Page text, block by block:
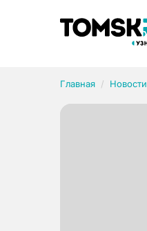
Главная Новости
Рубрики